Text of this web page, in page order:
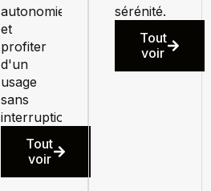
autonomie
et
profiter
d'un
usage
sans
interruption.
Tout
voir
sérénité.
Tout
voir